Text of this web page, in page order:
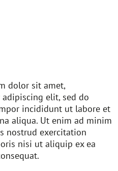
dolor sit amet,
elit, sed do
incididunt ut labore et
aliqua. Ut enim ad minim
nostrud exercitation
nisi ut aliquip ex ea